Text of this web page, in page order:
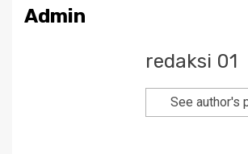
Admin
redaksi 01
See author's